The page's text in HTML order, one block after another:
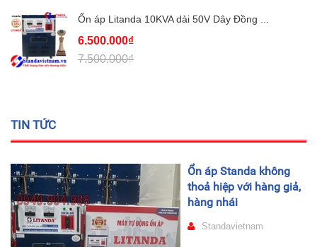
Ổn áp Litanda 10KVA dải 50V Dây Đồng ...
6.500.000₫
7.500.000₫
TIN TỨC
Ổn áp Standa không
thoả hiệp với hàng giả,
hàng nhái
Standavietnam